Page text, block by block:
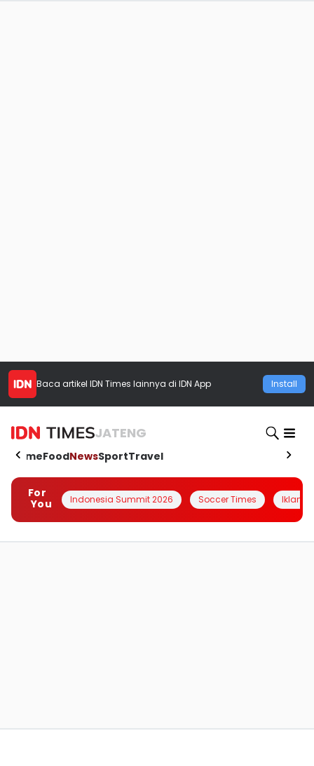
Baca artikel IDN Times lainnya di IDN App Install
JATENG
HomeFoodNewsSportTravel
For
You
Indonesia Summit 2026 Soccer Times Iklanin